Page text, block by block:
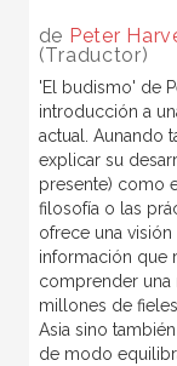
de Peter
(Traductor)
'El budismo' de
introducción a
actual. Aunando
explicar su
presente) como
filosofía o las
ofrece una
información que
comprender una
millones de
Asia sino
de modo